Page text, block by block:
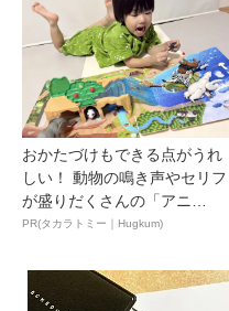
おかたづけもできる点がうれ
しい！ 動物の鳴き声やセリフ
が盛りだくさんの「アニ
ア ...
PR(タカラトミー｜Hugkum)